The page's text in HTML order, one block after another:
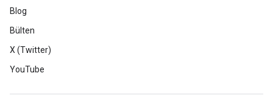
Blog
Bülten
X (Twitter)
YouTube